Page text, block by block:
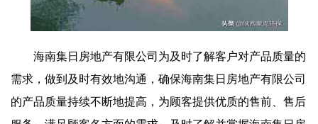
海南集日房地产有限公司为及时了解客户对产品质量的
需求，做到及时有效地沟通，确保海南集日房地产有限公司
的产品质量持续不断地提高，为顾客提供优质的售前、售后